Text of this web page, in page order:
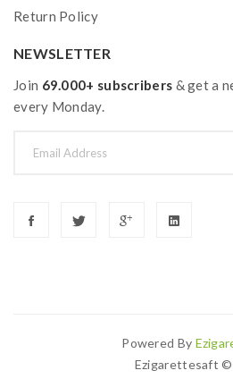
Return Policy
NEWSLETTER
Join 69.000+ subscribers & get a
every Monday.
Slot Gacor78 Win Slot
Powered By
Ezigarettesaft